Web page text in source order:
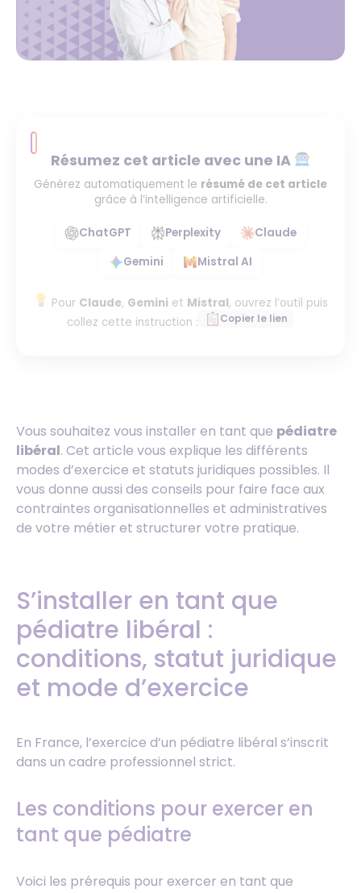
Résumez cet article avec une IA
Générez automatiquement le résumé de cet article
grâce à l’intelligence artificielle.
ChatGPT Perplexity
Claude
Gemini
Mistral AI
Pour Claude, Gemini et Mistral, ouvrez l’outil puis
collez cette instruction :
Copier le lien
Vous souhaitez vous installer en tant que pédiatre
libéral. Cet article vous explique les différents
modes d’exercice et statuts juridiques possibles. Il
vous donne aussi des conseils pour faire face aux
contraintes organisationnelles et administratives
de votre métier et structurer votre pratique.
S’installer en tant que
pédiatre libéral :
conditions, statut juridique
et mode d’exercice
En France, l’exercice d’un pédiatre libéral s’inscrit
dans un cadre professionnel strict.
Les conditions pour exercer en
tant que pédiatre
Voici les prérequis pour exercer en tant que